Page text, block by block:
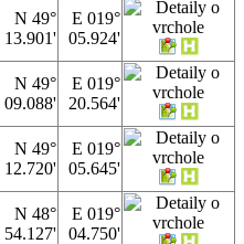
N 49°
13.901'
E 019°
05.924'
N 49°
09.088'
E 019°
20.564'
N 49°
12.720'
E 019°
05.645'
N 48°
54.127'
E 019°
04.750'